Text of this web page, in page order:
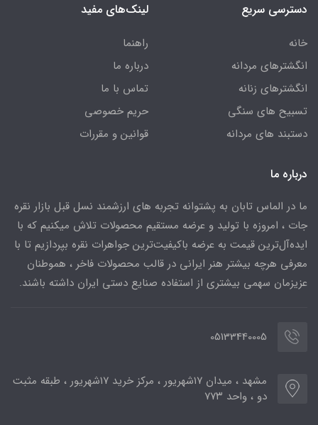
دسترسی سریع
خانه
انگشترهای مردانه
انگشترهای زنانه
تسبیح های سنگی
دستبند های مردانه
لینک‌های مفید
راهنما
درباره ما
تماس با ما
حریم خصوصی
قوانین و مقررات
درباره ما
ما در الماس تابان به پشتوانه تجربه های ارزشمند نسل قبل بازار نقره
جات ، امروزه با تولید و عرضه مستقیم محصولات تلاش میکنیم که با
ایده‌آل‌ترین قیمت به عرضه باکیفیت‌ترین جواهرات نقره بپردازیم تا با
معرفی هرچه بیشتر هنر ایرانی در قالب محصولات فاخر ، هموطنان
عزیزمان سهمی بیشتری از استفاده صنایع دستی ایران داشته باشند.
05133440005
مشهد ، میدان ۱۷شهریور ، مرکز خرید ۱۷شهریور ، طبقه مثبت
دو ، واحد ۷۷۳